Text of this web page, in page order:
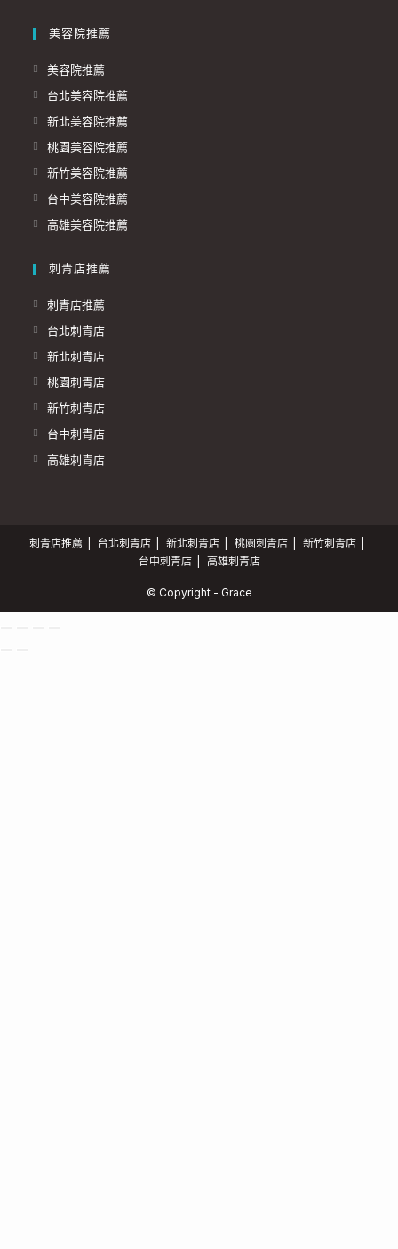
美容院推薦
美容院推薦
台北美容院推薦
新北美容院推薦
桃園美容院推薦
新竹美容院推薦
台中美容院推薦
高雄美容院推薦
刺青店推薦
刺青店推薦
台北刺青店
新北刺青店
桃園刺青店
新竹刺青店
台中刺青店
高雄刺青店
刺青店推薦 台北刺青店 新北刺青店 桃園刺青店
新竹刺青店
台中刺青店
高雄刺青店
© Copyright - Grace